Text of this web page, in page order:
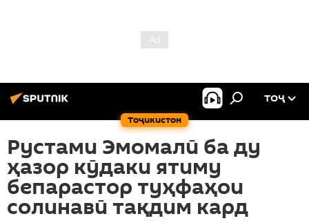
Тоҷикистон
ТОҶ
Рустами Эмомалӣ ба ду
ҳазор кӯдаки ятиму
бепарастор туҳфаҳои
солинавӣ тақдим кард